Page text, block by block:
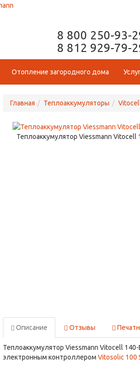
8 800 250-93-
8 812 929-79-
Отопление загородного дома
Главная Теплоаккумуляторы
Теплоаккумулятор Viessmann Vitocell
Описание Отзывы
Теплоаккумулятор Viessmann Vitocell
электронным контроллером Vitosolic 100